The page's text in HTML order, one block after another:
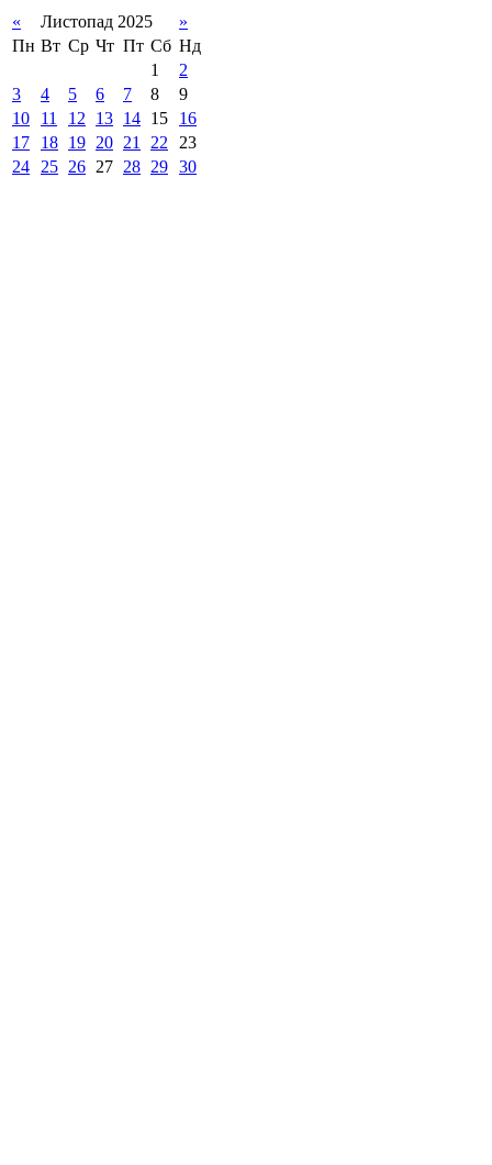
« Листопад 2025
»
Пн Вт Ср Чт Пт Сб Нд
1
2
3
4 5 6 7 8
9
10
11 12 13 14 15
16
17
18 19 20 21 22
23
24
25 26 27 28 29 30